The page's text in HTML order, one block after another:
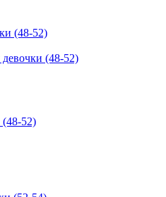
(48-52)
52)